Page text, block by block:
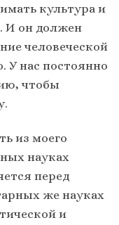
культура и
И он должен
человеческой
У нас постоянно
чтобы
из моего
науках
перед
же науках
и